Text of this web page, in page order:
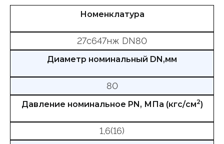
Номенклатура
27с647нж DN80
Диаметр номинальный DN,мм
80
Давление номинальное PN, МПа (кгс/см2)
1,6(16)